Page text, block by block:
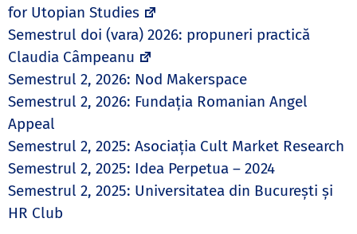
for Utopian Studies
Semestrul doi (vara) 2026: propuneri practică
Claudia Câmpeanu
Semestrul 2, 2026: Nod Makerspace
Semestrul 2, 2026: Fundația Romanian Angel
Appeal
Semestrul 2, 2025: Asociația Cult Market Research
Semestrul 2, 2025: Idea Perpetua – 2024
Semestrul 2, 2025: Universitatea din București și
HR Club